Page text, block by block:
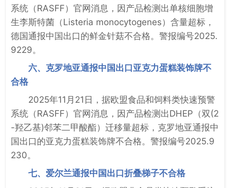
系统（RASFF）官网消息，因产品检测出单核细胞增
生李斯特菌（‌Listeria monocytogenes‌）含量超标，
德国通报中国出口的鲜金针菇不合格。警报编号2025.
9229。
六、克罗地亚通报中国出口亚克力蛋糕装饰牌不
合格
2025年11月21日，据欧盟食品和饲料类快速预警
系统（RASFF）官网消息，因产品检测出DHEP（双(2
-羟乙基)邻苯二甲酸酯）迁移量超标，克罗地亚通报中
国出口的亚克力蛋糕装饰牌不合格。警报编号2025.9
230。
七、爱尔兰通报中国出口折叠梯子不合格